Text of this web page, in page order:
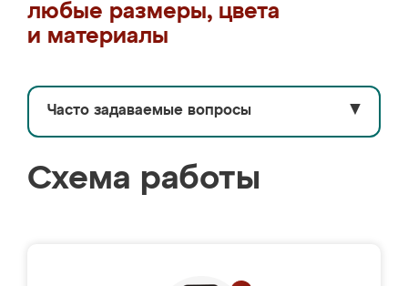
любые размеры, цвета
и материалы
Часто задаваемые вопросы ▼
Схема работы